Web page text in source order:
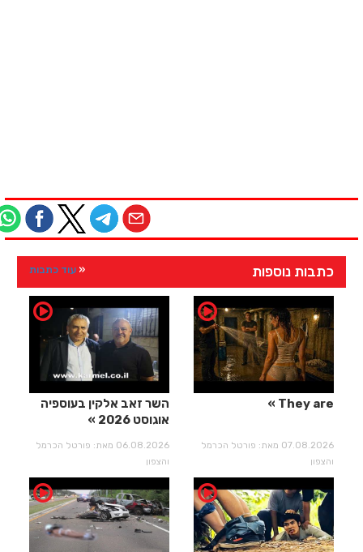
כתבות נוספות עוד כתבות
They are
07.08.2026 מאת: פורטל הכרמל
והצפון
השר זאב אלקין בעוספיה
אוגוסט 2026
06.08.2026 מאת: פורטל הכרמל
והצפון